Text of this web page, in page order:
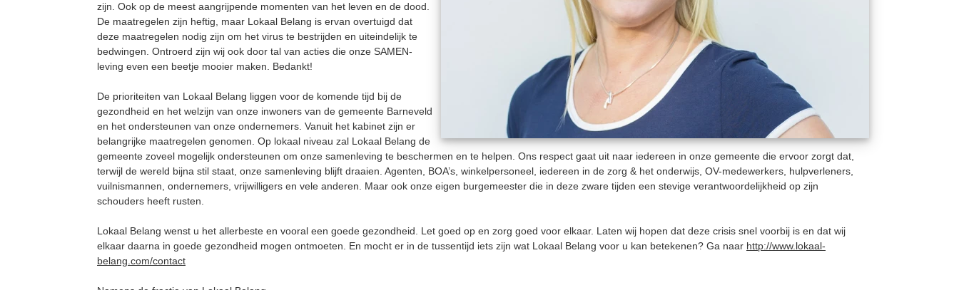
zijn. Ook op de meest aangrijpende momenten van het leven en de dood.
De maatregelen zijn heftig, maar Lokaal Belang is ervan overtuigd dat
deze maatregelen nodig zijn om het virus te bestrijden en uiteindelijk te
bedwingen. Ontroerd zijn wij ook door tal van acties die onze SAMEN-
leving even een beetje mooier maken. Bedankt!
De prioriteiten van Lokaal Belang liggen voor de komende tijd bij de
gezondheid en het welzijn van onze inwoners van de gemeente Barneveld
en het ondersteunen van onze ondernemers. Vanuit het kabinet zijn er
belangrijke maatregelen genomen. Op lokaal niveau zal Lokaal Belang de
gemeente zoveel mogelijk ondersteunen om onze samenleving te beschermen en te helpen. Ons respect gaat uit naar iedereen in onze gemeente die ervoor zorgt dat,
terwijl de wereld bijna stil staat, onze samenleving blijft draaien. Agenten, BOA’s, winkelpersoneel, iedereen in de zorg & het onderwijs, OV-medewerkers, hulpverleners,
vuilnismannen, ondernemers, vrijwilligers en vele anderen. Maar ook onze eigen burgemeester die in deze zware tijden een stevige verantwoordelijkheid op zijn
schouders heeft rusten.
Lokaal Belang wenst u het allerbeste en vooral een goede gezondheid. Let goed op en zorg goed voor elkaar. Laten wij hopen dat deze crisis snel voorbij is en dat wij
elkaar daarna in goede gezondheid mogen ontmoeten. En mocht er in de tussentijd iets zijn wat Lokaal Belang voor u kan betekenen? Ga naar http://www.lokaal-
belang.com/contact